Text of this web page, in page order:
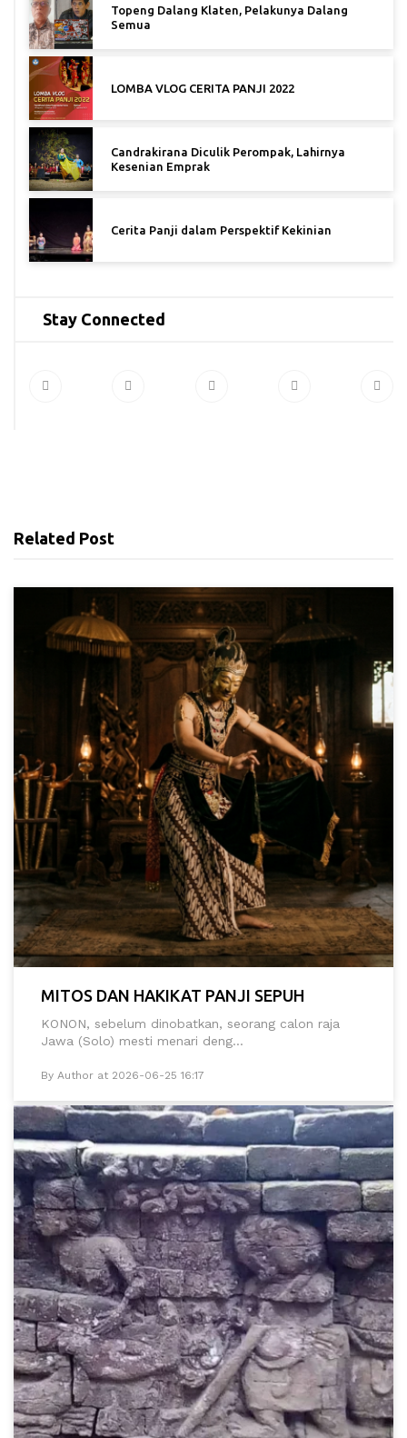
Topeng Dalang Klaten, Pelakunya Dalang
Semua
LOMBA VLOG CERITA PANJI 2022
Candrakirana Diculik Perompak, Lahirnya
Kesenian Emprak
Cerita Panji dalam Perspektif Kekinian
Stay Connected
Related Post
MITOS DAN HAKIKAT PANJI SEPUH
KONON, sebelum dinobatkan, seorang calon raja
Jawa (Solo) mesti menari deng...
By Author at 2026-06-25 16:17